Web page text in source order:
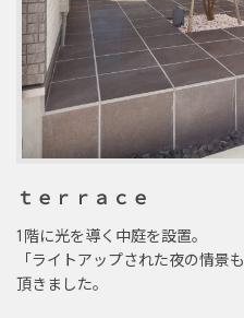
ｔｅｒｒａｃｅ
1階に光を導く中庭を設置。
「ライトアップされた夜の情景
頂きました。